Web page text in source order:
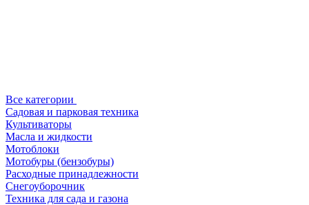
Все категории
Садовая и парковая техника
Культиваторы
Масла и жидкости
Мотоблоки
Мотобуры (бензобуры)
Расходные принадлежности
Снегоуборочник
Техника для сада и газона